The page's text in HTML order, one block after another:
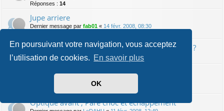
En poursuivant votre navigation, vous acceptez
l’utilisation de cookies. En savoir plus
OK
Réponses : 14
Jupe arriere
Dernier message par fab01 « 14 févr. 2008, 08:30
VW Passat : démonter compteur pour anneaux ?
Dernier message parspawn064«13 févr. 2008, 01:54
RUBESCH
Optique avant , Pare choc et echappement